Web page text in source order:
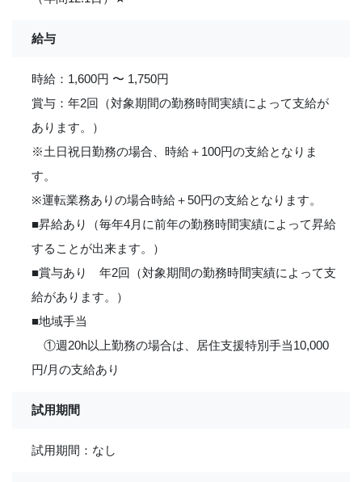
給与
時給：1,600円 〜 1,750円
賞与：年2回（対象期間の勤務時間実績によって支給が
あります。）
※土日祝日勤務の場合、時給＋100円の支給となりま
す。
※運転業務ありの場合時給＋50円の支給となります。
■昇給あり（毎年4月に前年の勤務時間実績によって昇給
することが出来ます。）
■賞与あり 年2回（対象期間の勤務時間実績によって支
給があります。）
■地域手当
①週20h以上勤務の場合は、居住支援特別手当10,000
円/月の支給あり
試用期間
試用期間：なし